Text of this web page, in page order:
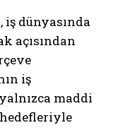
dünyasında
açısından
iş
maddi